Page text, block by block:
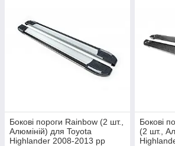
Бокові пороги Rainbow (2 шт.,
Алюміній) для Toyota
Highlander 2008-2013 рр
Бокові
(2 шт.,